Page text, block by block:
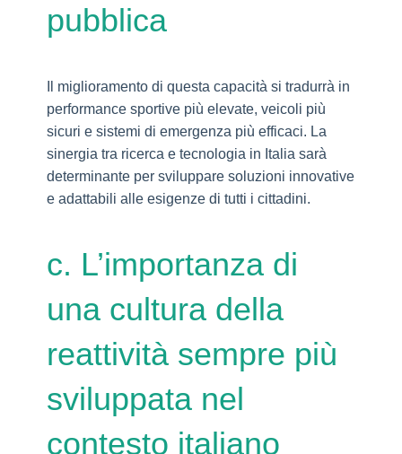
pubblica
Il miglioramento di questa capacità si tradurrà in
performance sportive più elevate, veicoli più
sicuri e sistemi di emergenza più efficaci. La
sinergia tra ricerca e tecnologia in Italia sarà
determinante per sviluppare soluzioni innovative
e adattabili alle esigenze di tutti i cittadini.
c. L’importanza di
una cultura della
reattività sempre più
sviluppata nel
contesto italiano